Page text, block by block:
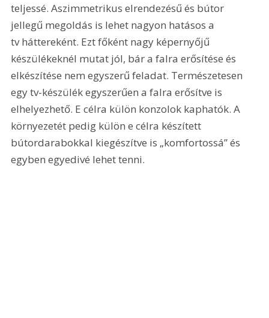
teljessé. Aszimmetrikus elrendezésű és bútor
jellegű megoldás is lehet nagyon hatásos a
tv háttereként. Ezt főként nagy képernyőjű
készülékeknél mutat jól, bár a falra erősítése és
elkészítése nem egyszerű feladat. Természetesen
egy tv-készülék egyszerűen a falra erősítve is
elhelyezhető. E célra külön konzolok kaphatók. A
környezetét pedig külön e célra készített
bútordarabokkal kiegészítve is „komfortossá” és
egyben egyedivé lehet tenni.